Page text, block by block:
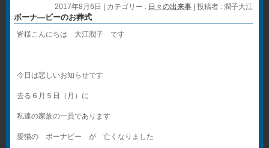
2017年8月6日 カテゴリー : 日々の出来事 投稿者 : 潤子大江
ボーナ―ビーのお葬式
皆様こんにちは 大江潤子 です
今日は悲しいお知らせです
去る６月５日（月）に
私達の家族の一員であります
愛猫の ボーナビー が 亡くなりました